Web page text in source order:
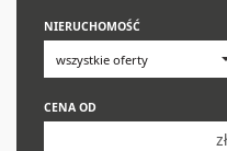
NIERUCHOMOŚĆ
CENA OD
zł